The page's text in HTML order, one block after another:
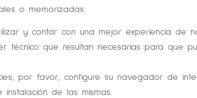
o memorizadas.
y contar con una mejor experiencia de
técnico que resultan necesarias para que
por favor, configure su navegador de
de las mismas.